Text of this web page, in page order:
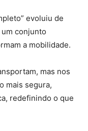
evoluiu de
conjunto
a mobilidade.
mas nos
mais segura,
redefinindo o que